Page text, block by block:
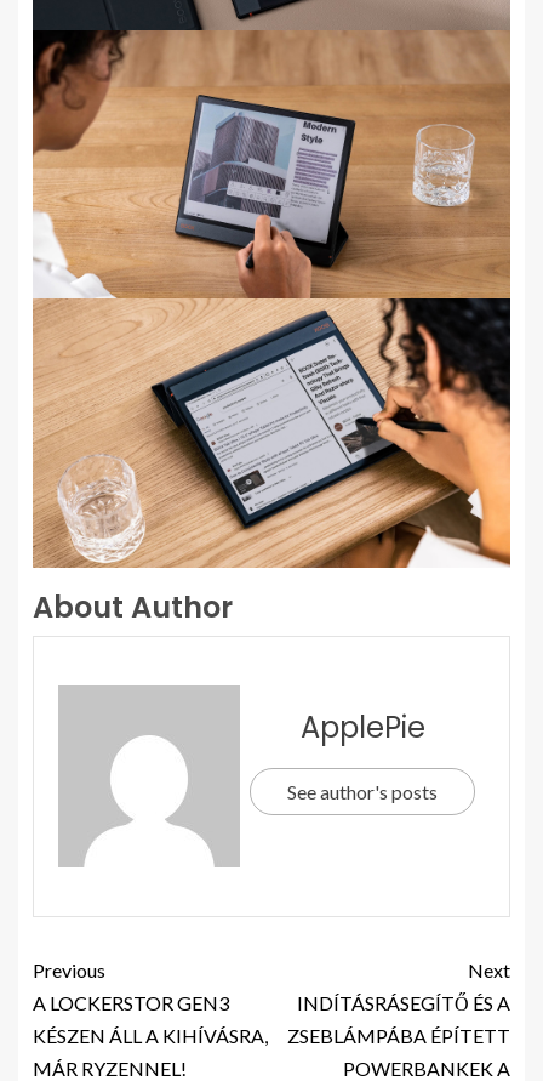
About Author
ApplePie
See author's posts
Previous
A LOCKERSTOR GEN3
KÉSZEN ÁLL A KIHÍVÁSRA,
MÁR RYZENNEL!
Next
INDÍTÁSRÁSEGÍTŐ ÉS A
ZSEBLÁMPÁBA ÉPÍTETT
POWERBANKEK A